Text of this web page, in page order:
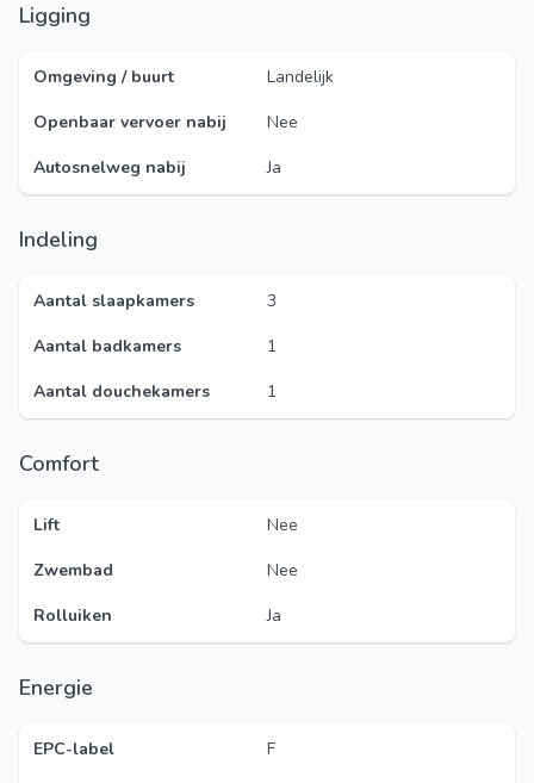
Ligging
Omgeving / buurt
Landelijk
Openbaar vervoer nabij
Nee
Autosnelweg nabij
Ja
Indeling
Aantal slaapkamers
3
Aantal badkamers
1
Aantal douchekamers
1
Comfort
Lift
Nee
Zwembad
Nee
Rolluiken
Ja
Energie
EPC-label F